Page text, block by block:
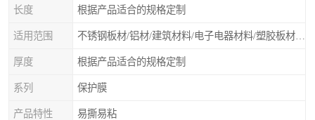
长度 根据产品适合的规格定制
适用范围
厚度 根据产品适合的规格定制
系列 保护膜
产品特性 易撕易粘